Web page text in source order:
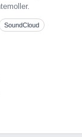
SoundCloud